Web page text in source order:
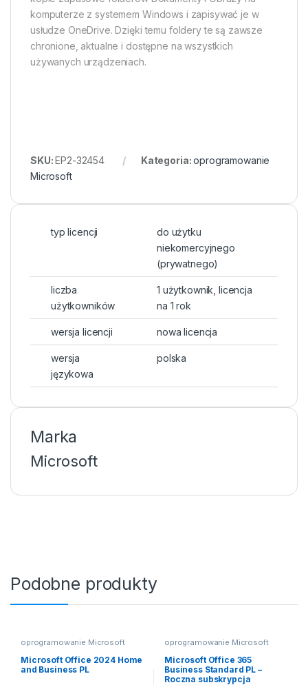
komputerze z systemem Windows i zapisywać je w
usłudze OneDrive. Dzięki temu foldery te są zawsze
chronione, aktualne i dostępne na wszystkich
używanych urządzeniach.
SKU:EP2-32454 Kategoria:oprogramowanie
Microsoft
typ licencji
do użytku
niekomercyjnego
(prywatnego)
liczba
użytkowników
1 użytkownik, licencja
na 1 rok
wersja licencji nowa licencja
wersja
językowa
polska
Marka
Microsoft
Podobne produkty
oprogramowanie Microsoft
Microsoft Office 2024 Home
and Business PL
oprogramowanie Microsoft
Microsoft Office 365
Business Standard PL –
Roczna subskrypcja